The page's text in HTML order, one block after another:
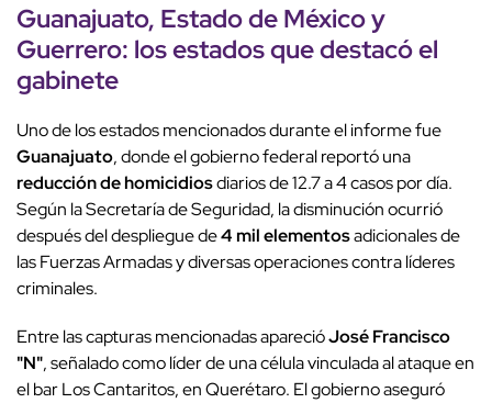
Guanajuato, Estado de Méxicoy
Guerrero: los estados que destacó el
gabinete
Uno de los estados mencionados durante el informe fue
Guanajuato, donde el gobierno federal reportó una
reducción de homicidiosdiarios de 12.7 a 4 casos por día.
Según la Secretaría de Seguridad, la disminución ocurrió
después del despliegue de4 mil elementosadicionales de
las Fuerzas Armadas y diversas operaciones contra líderes
criminales.
Entre las capturas mencionadas aparecióJosé Francisco
"N", señalado como líder de una célula vinculada al ataque en
el bar Los Cantaritos, en Querétaro. El gobierno aseguró